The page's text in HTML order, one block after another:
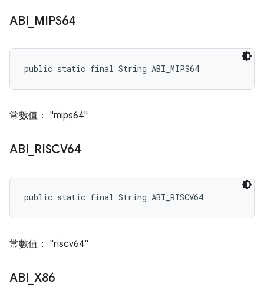
ABI MIPS64
public static final String ABI_MIPS64
常數值： "mips64"
ABI RISCV64
public static final String ABI_RISCV64
常數值： "riscv64"
ABI X86